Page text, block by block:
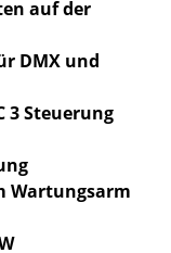
auf der
DMX und
3 Steuerung
Wartungsarm